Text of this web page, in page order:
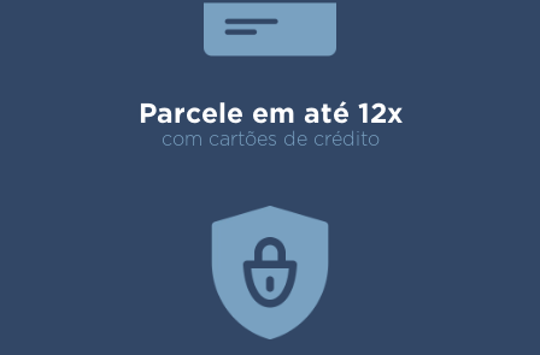
Parcele em até 12x
com cartões de crédito